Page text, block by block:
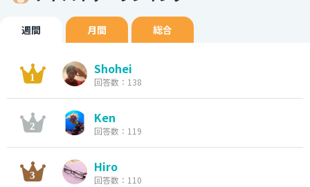
週間 月間 総合
Shohei
回答数：138
Ken
回答数：119
Hiro
回答数：110